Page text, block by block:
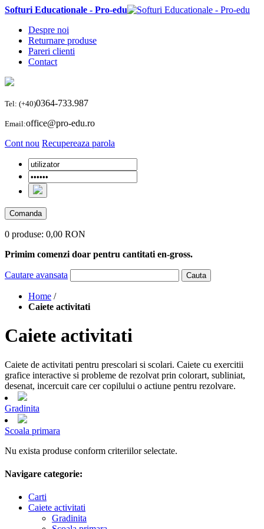
Softuri Educationale - Pro-edu
Despre noi
Returnare produse
Pareri clienti
Contact
Tel: (+40)0364-733.987
Email:office@pro-edu.ro
Cont nou Recupereaza parola
Comanda
0 produse: 0,00 RON
Primim comenzi doar pentru cantitati en-gross.
Cautare avansata Cauta
Home /
Caiete activitati
Caiete activitati
Caiete de activitati pentru prescolari si scolari. Caiete cu exercitii
grafice interactive si probleme de rezolvat prin colorart, subliniat,
desenat, incercuit care cer copilului o actiune pentru rezolvare.
Gradinita
Scoala primara
Nu exista produse conform criteriilor selectate.
Navigare categorie:
Carti
Caiete activitati
Gradinita